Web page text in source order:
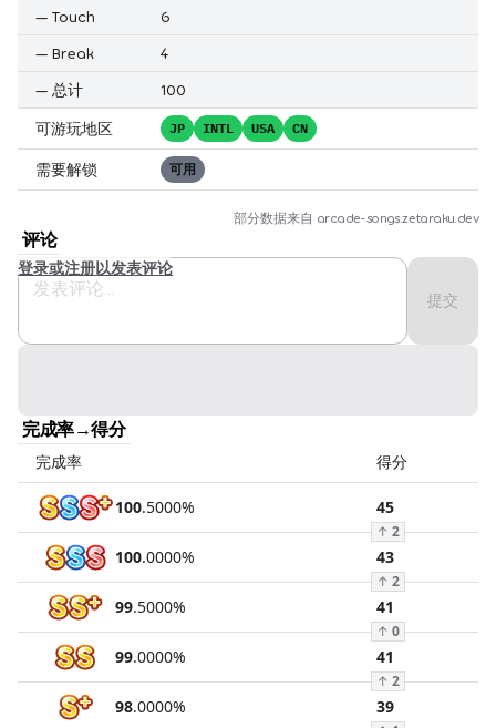
— Touch
6
— Break
4
— 总计 100
可游玩地区 JP INTL USA CN
需要解锁 可用
部分数据来自 arcade-songs.zetaraku.dev
评论
提交
登录或注册以发表评论
完成率→得分
完成率 得分
100.5000% 45
↑ 2
100.0000% 43
↑ 2
99.5000% 41
↑ 0
99.0000% 41
↑ 2
98.0000% 39